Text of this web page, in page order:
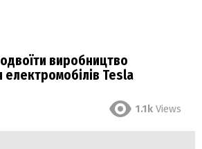
виробництво
електромобілів Tesla
1.1k Views